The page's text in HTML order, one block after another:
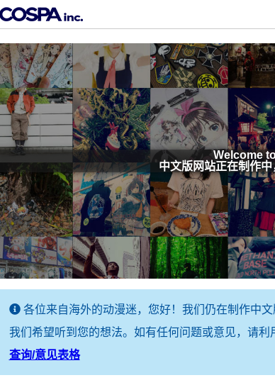
Welcome
中文版网站正在制作中
各位来自海外的动漫迷，您好！我们仍在制作中文
我们希望听到您的想法。如有任何问题或意见，请利
查询/意见表格